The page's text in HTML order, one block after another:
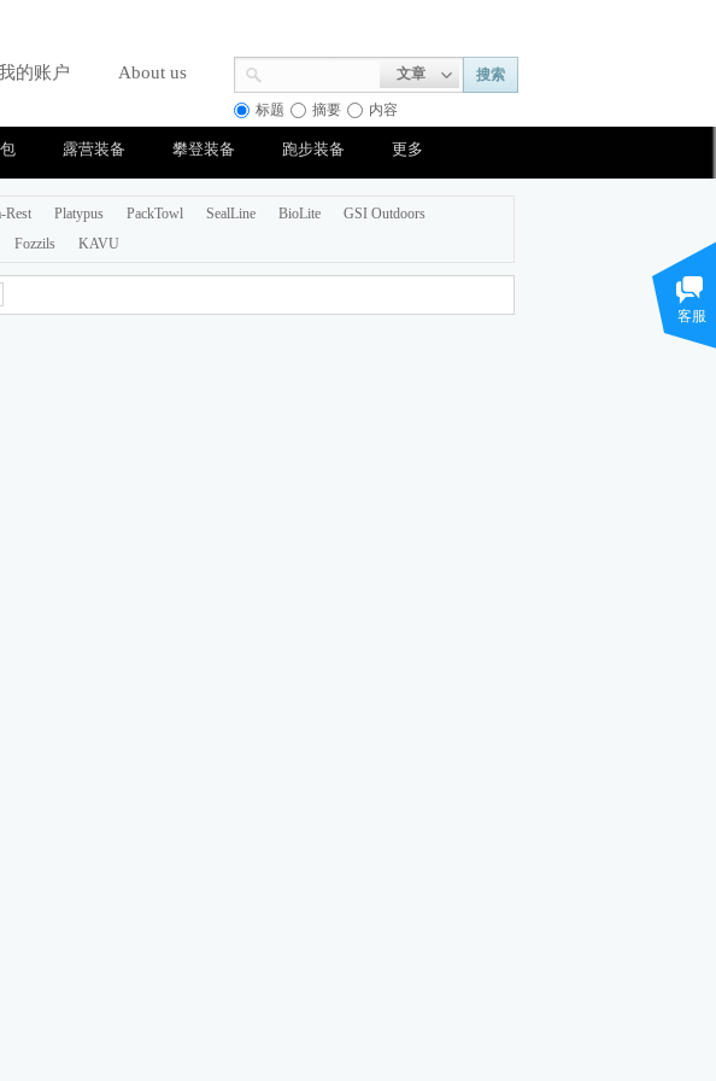
的账户 About us 文章 搜索
标题 摘要 内容
露营装备 攀登装备 跑步装备 更多
Rest Platypus PackTowl SealLine BioLite
GSI Outdoors
Fozzils KAVU
客服